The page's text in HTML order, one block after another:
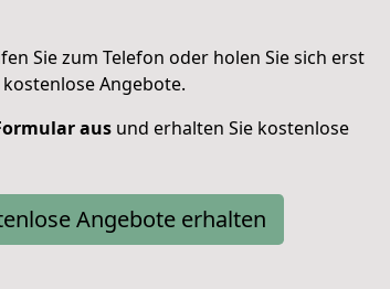
Sie zum Telefon oder holen Sie sich erst
Angebote.
aus und erhalten Sie kostenlose
Angebote erhalten